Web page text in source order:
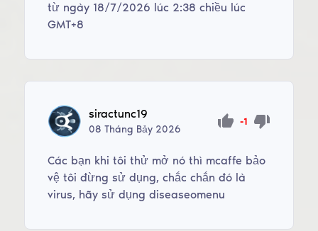
từ ngày 18/7/2026 lúc 2:38 chiều lúc
GMT+8
siractunc19
08Tháng Bảy 2026
-1
Các bạn khi tôi thử mở nó thì mcaffe bảo
vệ tôi đừng sử dụng, chắc chắn đó là
virus, hãy sử dụng diseaseomenu